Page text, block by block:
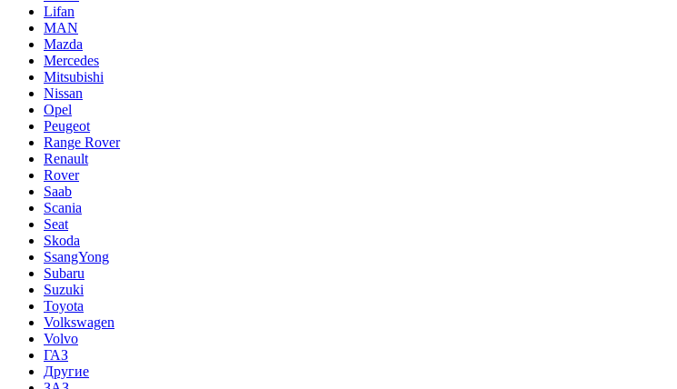
Lifan
MAN
Mazda
Mercedes
Mitsubishi
Nissan
Opel
Peugeot
Range Rover
Renault
Rover
Saab
Scania
Seat
Skoda
SsangYong
Subaru
Suzuki
Toyota
Volkswagen
Volvo
ГАЗ
Другие